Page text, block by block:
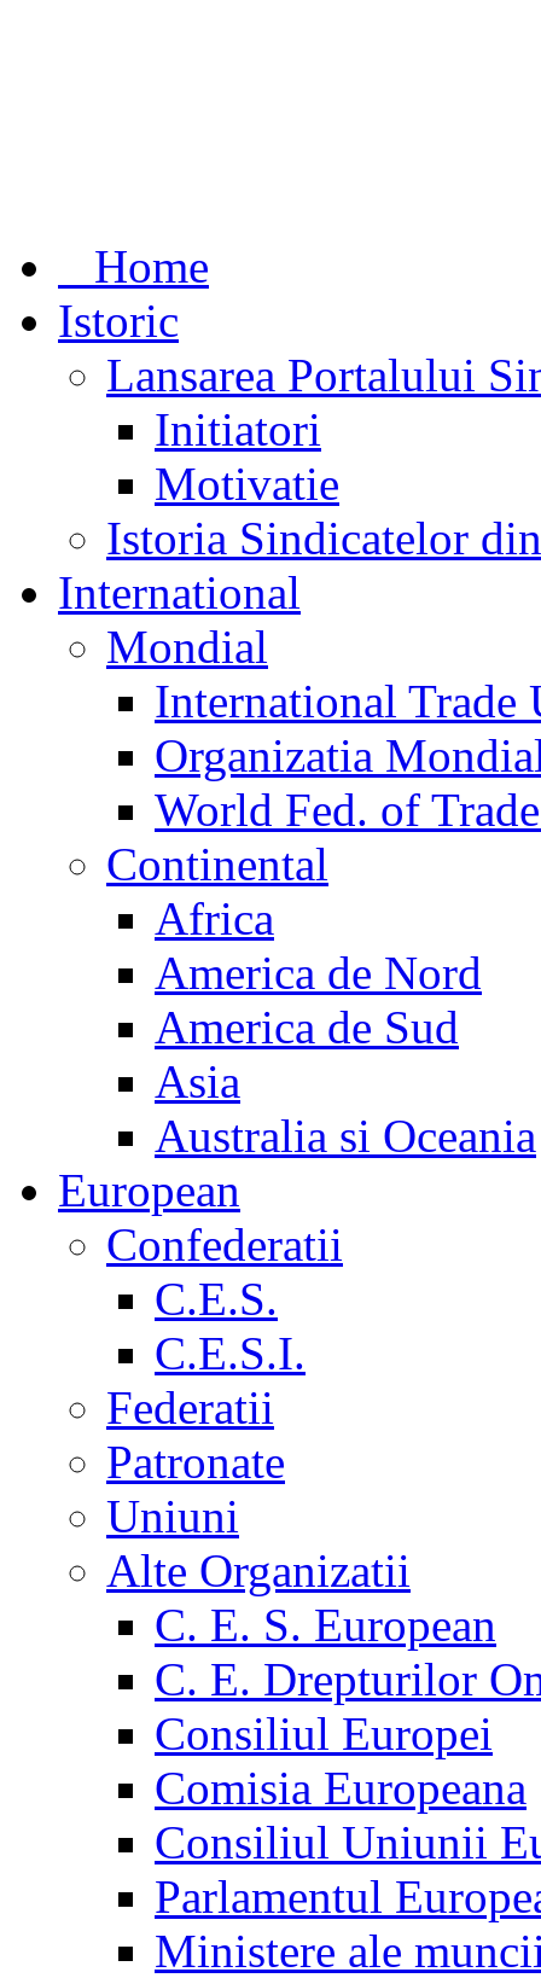
Home
Istoric
Lansarea Portalului
Initiatori
Motivatie
Istoria Sindicatelor
International
Mondial
International Trade
Organizatia
World Fed. of
Continental
Africa
America de Nord
America de Sud
Asia
Australia si Oceania
European
Confederatii
C.E.S.
C.E.S.I.
Federatii
Patronate
Uniuni
Alte Organizatii
C. E. S. European
C. E. Drepturilor
Consiliul Europei
Comisia Europeana
Consiliul Uniunii
Parlamentul
Ministere ale